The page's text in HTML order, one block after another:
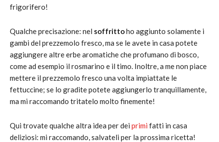
frigorifero!
Qualche precisazione: nel soffrittoho aggiunto solamente i
gambi del prezzemolo fresco, ma se le avete in casa potete
aggiungere altre erbe aromatiche che profumano di bosco,
come ad esempio il rosmarino e il timo. Inoltre, a me non piace
mettere il prezzemolo fresco una volta impiattate le
fettuccine; se lo gradite potete aggiungerlo tranquillamente,
ma mi raccomando tritatelo molto finemente!
Qui trovate qualche altra idea per dei primi fatti in casa
deliziosi: mi raccomando, salvateli per la prossima ricetta!